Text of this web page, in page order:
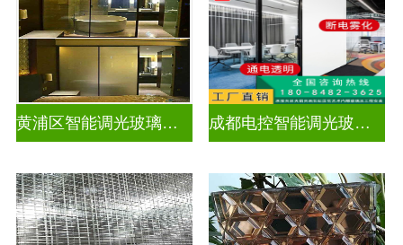
黄浦区智能调光玻璃公司 成都电控智能调光玻璃售价多少